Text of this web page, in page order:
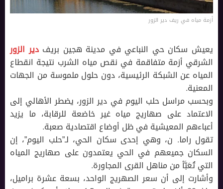
أزمة مياه في ريف دير الزور
يعيش سكان حي النباعي في مدينة هجين بريف دير الزور
الشرقي أزمة متفاقمة في نقص مياه الشرب نتيجة انقطاع
المياه عن الشبكة الرئيسية، دون حلول ملموسة من الجهات
المعنية.
وبحسب مراسل حلب اليوم في دير الزور، يضطر الأهالي إلى
الاعتماد على صهاريج مياه غير خاضعة للرقابة، ما يزيد
أعباءهم المعيشية في ظل أوضاع اقتصادية صعبة.
تقول راما. ن، وهي إحدى سكان الحي، لـ”حلب اليوم”، إن
السكان جميعهم في الحي يعتمدون على صهاريج المياه
التي تُعَبَّأ من مناهل القرى المجاورة.
وأشارت إلى أن سعر الصهريج الواحد، بسعة عشرة براميل،